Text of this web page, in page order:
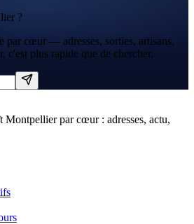
?
par cœur — adresses, sorties, artisans,
c'est plus rapide que de chercher.
par cœur : adresses, actu,